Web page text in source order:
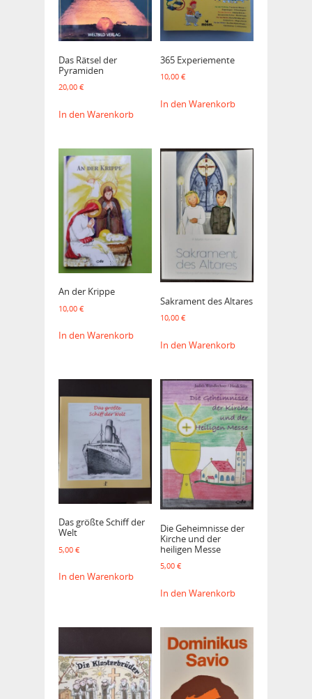
Das Rätsel der
Pyramiden
20,00 €
In den Warenkorb
365 Experiemente
10,00 €
In den Warenkorb
An der Krippe
10,00 €
In den Warenkorb
Sakrament des Altares
10,00 €
In den Warenkorb
Das größte Schiff der
Welt
5,00 €
In den Warenkorb
Die Geheimnisse der
Kirche und der
heiligen Messe
5,00 €
In den Warenkorb